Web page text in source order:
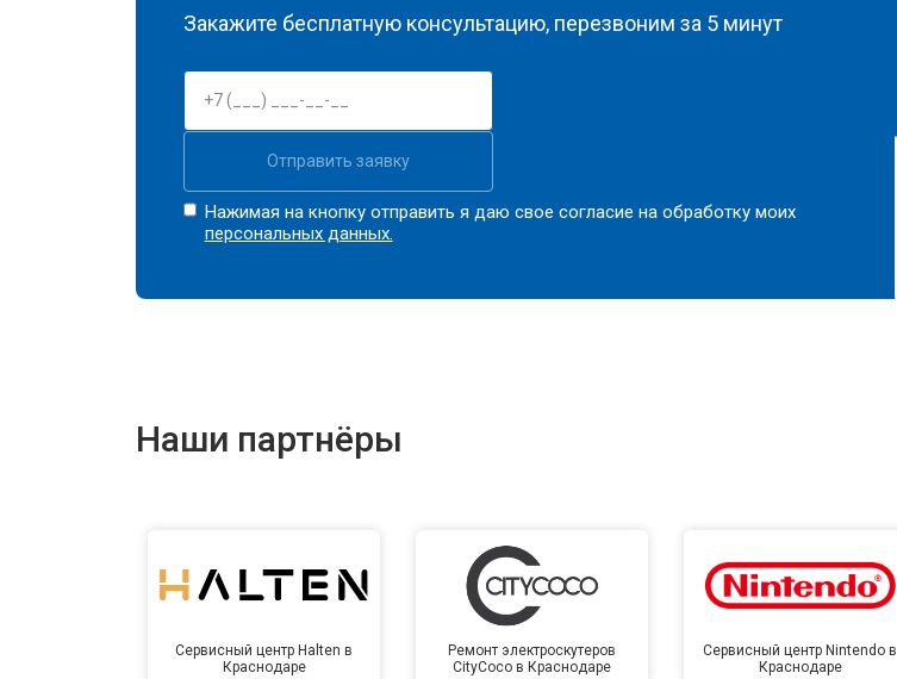
Закажите бесплатную консультацию, перезвоним за 5 минут
Отправить заявку
Нажимая на кнопку отправить я даю свое согласие на обработку моих
персональных данных.
Наши партнёры
Сервисный центр Halten в
Краснодаре
Ремонт электроскутеров
CityCoco в Краснодаре
Сервисный центр Nintendo в
Краснодаре